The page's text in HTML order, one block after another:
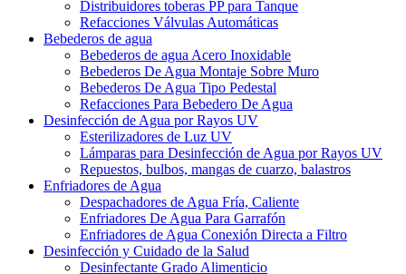
Distribuidores toberas PP para Tanque
Refacciones Válvulas Automáticas
Bebederos de agua
Bebederos de agua Acero Inoxidable
Bebederos De Agua Montaje Sobre Muro
Bebederos De Agua Tipo Pedestal
Refacciones Para Bebedero De Agua
Desinfección de Agua por Rayos UV
Esterilizadores de Luz UV
Lámparas para Desinfección de Agua por Rayos UV
Repuestos, bulbos, mangas de cuarzo, balastros
Enfriadores de Agua
Despachadores de Agua Fría, Caliente
Enfriadores De Agua Para Garrafón
Enfriadores de Agua Conexión Directa a Filtro
Desinfección y Cuidado de la Salud
Desinfectante Grado Alimenticio